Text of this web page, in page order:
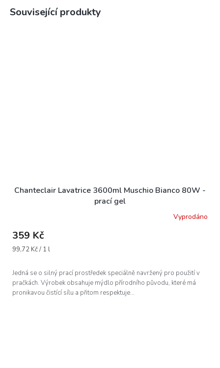
Související produkty
Chanteclair Lavatrice 3600ml Muschio Bianco 80W -
prací gel
Vyprodáno
359 Kč
Měrná
99,72 Kč / 1 l
Jedná se o silný prací prostředek speciálně navržený pro použití v
pračkách. Výrobek obsahuje mýdlo přírodního původu, které má
pronikavou čistící sílu a přitom respektuje...